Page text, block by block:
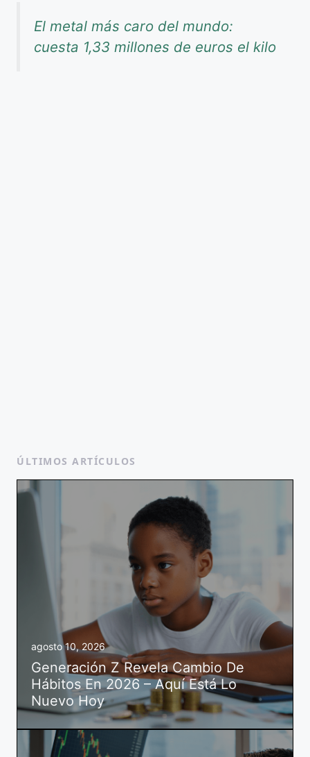
El metal más caro del mundo:
cuesta 1,33 millones de euros el kilo
ÚLTIMOS ARTÍCULOS
agosto 10, 2026
Generación Z Revela Cambio De
Hábitos En 2026 – Aquí Está Lo
Nuevo Hoy